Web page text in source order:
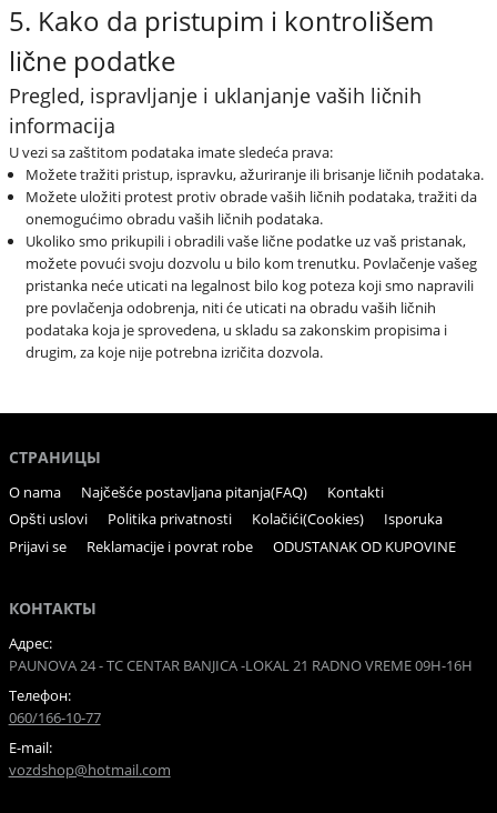
5. Kako da pristupim i kontrolišem
lične podatke
Pregled, ispravljanje i uklanjanje vaših ličnih
informacija
U vezi sa zaštitom podataka imate sledeća prava:
Možete tražiti pristup, ispravku, ažuriranje ili brisanje ličnih podataka.
Možete uložiti protest protiv obrade vaših ličnih podataka, tražiti da
onemogućimo obradu vaših ličnih podataka.
Ukoliko smo prikupili i obradili vaše lične podatke uz vaš pristanak,
možete povući svoju dozvolu u bilo kom trenutku. Povlačenje vašeg
pristanka neće uticati na legalnost bilo kog poteza koji smo napravili
pre povlačenja odobrenja, niti će uticati na obradu vaših ličnih
podataka koja je sprovedena, u skladu sa zakonskim propisima i
drugim, za koje nije potrebna izričita dozvola.
СТРАНИЦЫ
O nama Najčešće postavljana pitanja(FAQ)
Kontakti
Opšti uslovi
Politika privatnosti Kolačići(Cookies)
Isporuka
Prijavi se
Reklamacije i povrat robe ODUSTANAK OD KUPOVINE
КОНТАКТЫ
Адрес:
PAUNOVA 24 - TC CENTAR BANJICA -LOKAL 21 RADNO VREME 09H-16H
Телефон:
060/166-10-77
E-mail:
vozdshop@hotmail.com